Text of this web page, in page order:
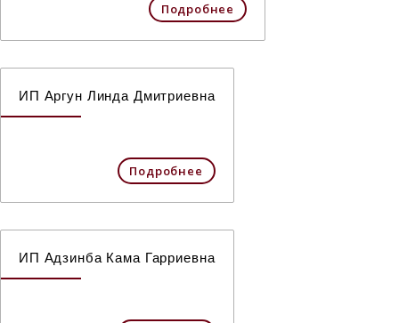
Подробнее
ИП Аргун Линда Дмитриевна
Подробнее
ИП Адзинба Кама Гарриевна